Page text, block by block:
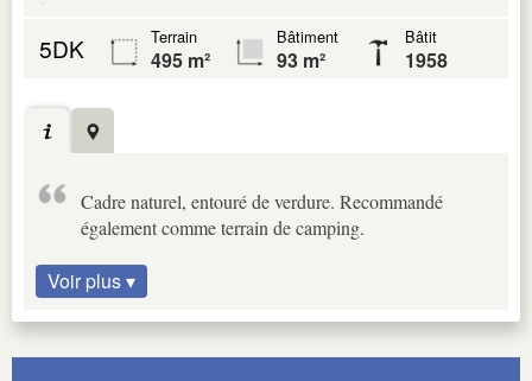
5DK Terrain
495 m²
Bâtiment
93 m²
Bâtit
1958
Cadre naturel, entouré de verdure. Recommandé
également comme terrain de camping.
Voir plus ▾